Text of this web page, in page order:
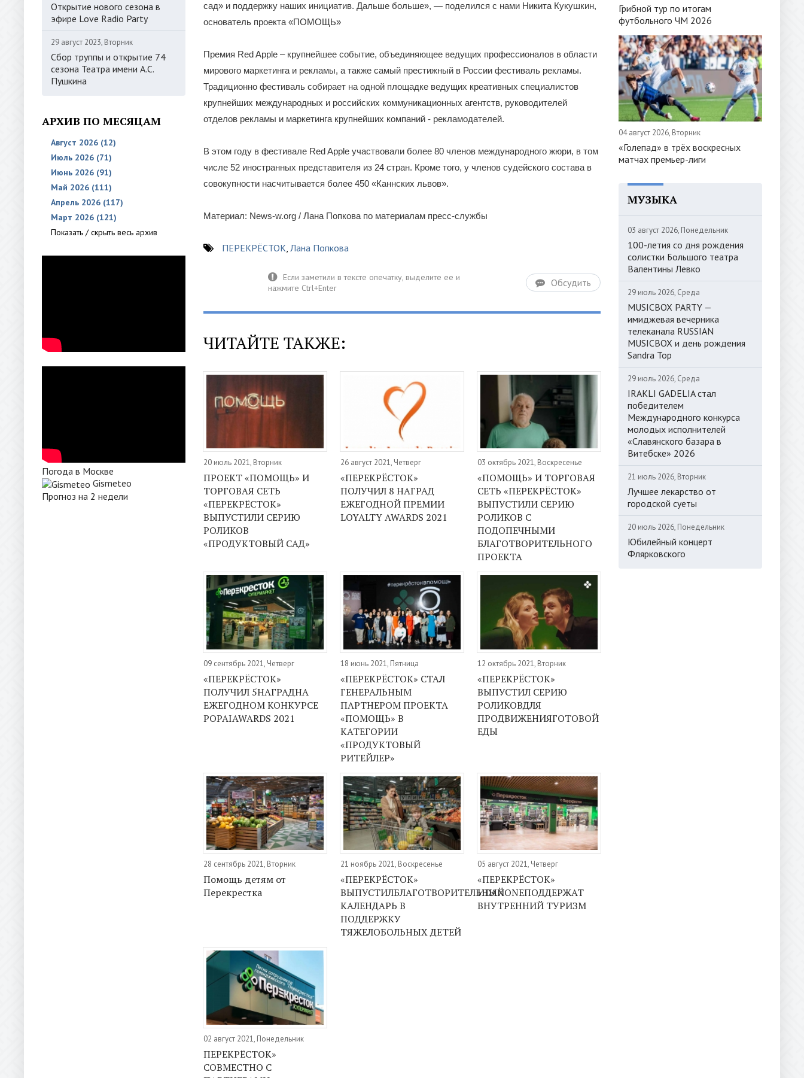
Открытие нового сезона в
эфире Love Radio Party
29 август 2023, Вторник
Сбор труппы и открытие 74
сезона Театра имени А.С.
Пушкина
АРХИВ ПО МЕСЯЦАМ
Август 2026 (12)
Июль 2026 (71)
Июнь 2026 (91)
Май 2026 (111)
Апрель 2026 (117)
Март 2026 (121)
Показать / скрыть весь архив
Погода в Москве
Gismeteo
Прогноз на 2 недели
сад» и поддержку наших инициатив. Дальше больше», — поделился с нами Никита Кукушкин,
основатель проекта «ПОМОЩЬ»
Премия Red Apple – крупнейшее событие, объединяющее ведущих профессионалов в области
мирового маркетинга и рекламы, а также самый престижный в России фестиваль рекламы.
Традиционно фестиваль собирает на одной площадке ведущих креативных специалистов
крупнейших международных и российских коммуникационных агентств, руководителей
отделов рекламы и маркетинга крупнейших компаний - рекламодателей.
В этом году в фестивале Red Apple участвовали более 80 членов международного жюри, в том
числе 52 иностранных представителя из 24 стран. Кроме того, у членов судейского состава в
совокупности насчитывается более 450 «Каннских львов».
Материал: News-w.org / Лана Попкова по материалам пресс-службы
ПЕРЕКРЁСТОК, Лана Попкова
Обсудить
ЧИТАЙТЕ ТАКЖЕ:
20 июль 2021, Вторник
ПРОЕКТ «ПОМОЩЬ» И
ТОРГОВАЯ СЕТЬ
«ПЕРЕКРЁСТОК»
ВЫПУСТИЛИ СЕРИЮ
РОЛИКОВ
«ПРОДУКТОВЫЙ САД»
26 август 2021, Четверг
«ПЕРЕКРЁСТОК»
ПОЛУЧИЛ 8 НАГРАД
ЕЖЕГОДНОЙ ПРЕМИИ
LOYALTY AWARDS 2021
03 октябрь 2021, Воскресенье
«ПОМОЩЬ» И ТОРГОВАЯ
СЕТЬ «ПЕРЕКРЁСТОК»
ВЫПУСТИЛИ СЕРИЮ
РОЛИКОВ С
ПОДОПЕЧНЫМИ
БЛАГОТВОРИТЕЛЬНОГО
ПРОЕКТА
09 сентябрь 2021, Четверг
«ПЕРЕКРЁСТОК»
ПОЛУЧИЛ 5НАГРАДНА
ЕЖЕГОДНОМ КОНКУРСЕ
POPAIAWARDS 2021
18 июнь 2021, Пятница
«ПЕРЕКРЁСТОК» СТАЛ
ГЕНЕРАЛЬНЫМ
ПАРТНЕРОМ ПРОЕКТА
«ПОМОЩЬ» В
КАТЕГОРИИ
«ПРОДУКТОВЫЙ
РИТЕЙЛЕР»
12 октябрь 2021, Вторник
«ПЕРЕКРЁСТОК»
ВЫПУСТИЛ СЕРИЮ
РОЛИКОВДЛЯ
ПРОДВИЖЕНИЯГОТОВОЙ
ЕДЫ
28 сентябрь 2021, Вторник
Помощь детям от
Перекрестка
21 ноябрь 2021, Воскресенье
«ПЕРЕКРЁСТОК»
ВЫПУСТИЛБЛАГОТВОРИТЕЛЬНЫЙ
КАЛЕНДАРЬ В
ПОДДЕРЖКУ
ТЯЖЕЛОБОЛЬНЫХ ДЕТЕЙ
05 август 2021, Четверг
«ПЕРЕКРЁСТОК»
ИDANONEПОДДЕРЖАТ
ВНУТРЕННИЙ ТУРИЗМ
02 август 2021, Понедельник
ПЕРЕКРЁСТОК»
СОВМЕСТНО С
Грибной тур по итогам
футбольного ЧМ 2026
04 август 2026, Вторник
«Голепад» в трёх воскресных
матчах премьер-лиги
МУЗЫКА
03 август 2026, Понедельник
100-летия со дня рождения
солистки Большого театра
Валентины Левко
29 июль 2026, Среда
MUSICBOX PARTY —
имиджевая вечерника
телеканала RUSSIAN
MUSICBOX и день рождения
Sandra Top
29 июль 2026, Среда
IRAKLI GADELIA стал
победителем
Международного конкурса
молодых исполнителей
«Славянского базара в
Витебске» 2026
21 июль 2026, Вторник
Лучшее лекарство от
городской суеты
20 июль 2026, Понедельник
Юбилейный концерт
Флярковского